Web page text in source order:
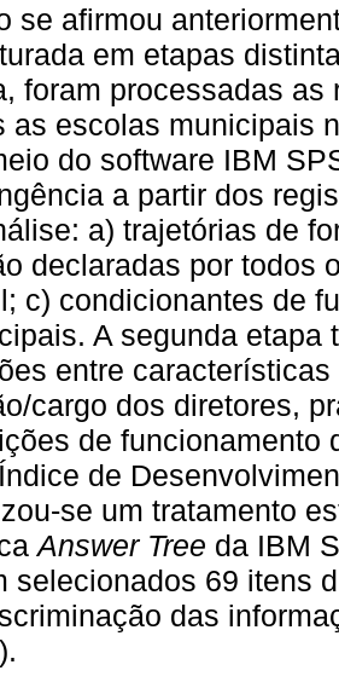
se afirmou
em etapas
foram processadas
as escolas municipais
do software IBM
a partir dos
a) trajetórias de
declaradas por todos
c) condicionantes de
A segunda
entre
cargo dos diretores,
de funcionamento
de
se um tratamento
Answer Tree da IBM
selecionados 69 itens
das